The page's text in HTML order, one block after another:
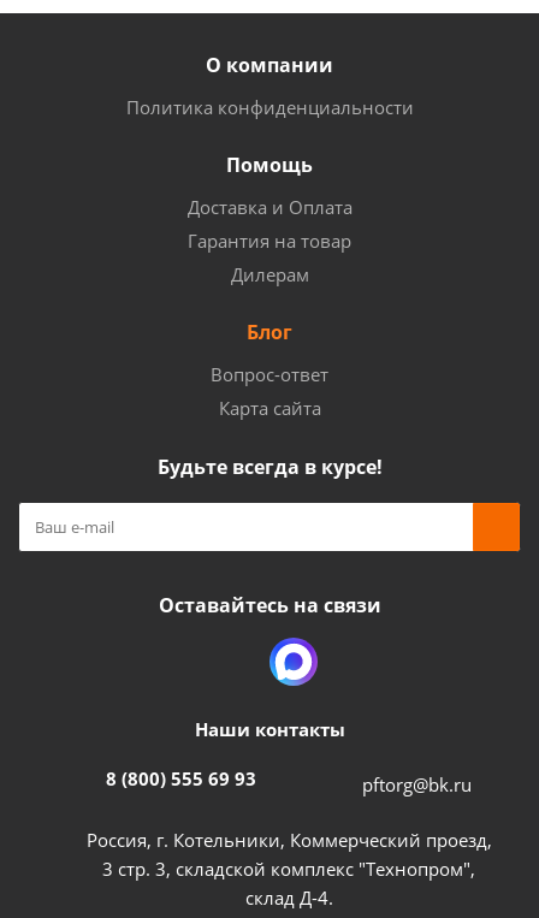
О компании
Политика конфиденциальности
Помощь
Доставка и Оплата
Гарантия на товар
Дилерам
Блог
Вопрос-ответ
Карта сайта
Будьте всегда в курсе!
Оставайтесь на связи
Наши контакты
8 (800) 555 69 93 pftorg@bk.ru
Россия, г. Котельники, Коммерческий проезд,
3 стр. 3, складской комплекс "Технопром",
склад Д-4.